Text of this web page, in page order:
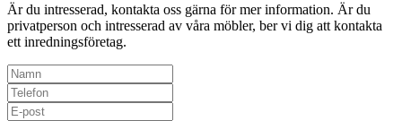
Är du intresserad, kontakta oss gärna för mer information. Är du
privatperson och intresserad av våra möbler, ber vi dig att kontakta
ett inredningsföretag.